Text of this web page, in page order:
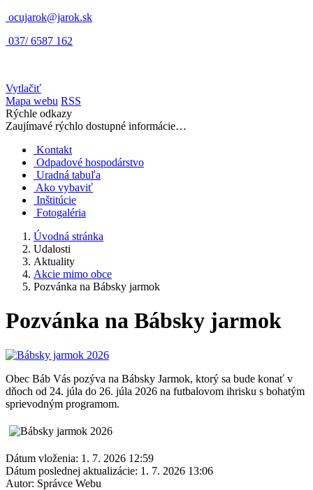
ocujarok@jarok.sk
037/ 6587 162
Vytlačiť
Mapa webu RSS
Rýchle odkazy
Zaujímavé rýchlo dostupné informácie…
Kontakt
Odpadové hospodárstvo
Uradná tabuľa
Ako vybaviť
Inštitúcie
Fotogaléria
Úvodná stránka
Udalosti
Aktuality
Akcie mimo obce
Pozvánka na Bábsky jarmok
Pozvánka na Bábsky jarmok
Obec Báb Vás pozýva na Bábsky Jarmok, ktorý sa bude konať v
dňoch od 24. júla do 26. júla 2026 na futbalovom ihrisku s bohatým
sprievodným programom.
Dátum vloženia: 1. 7. 2026 12:59
Dátum poslednej aktualizácie: 1. 7. 2026 13:06
Autor: Správce Webu